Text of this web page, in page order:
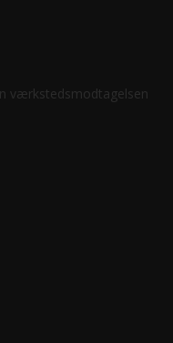
værkstedsmodtagelsen